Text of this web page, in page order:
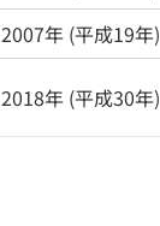
2007年 (平成19年)
2018年 (平成30年)